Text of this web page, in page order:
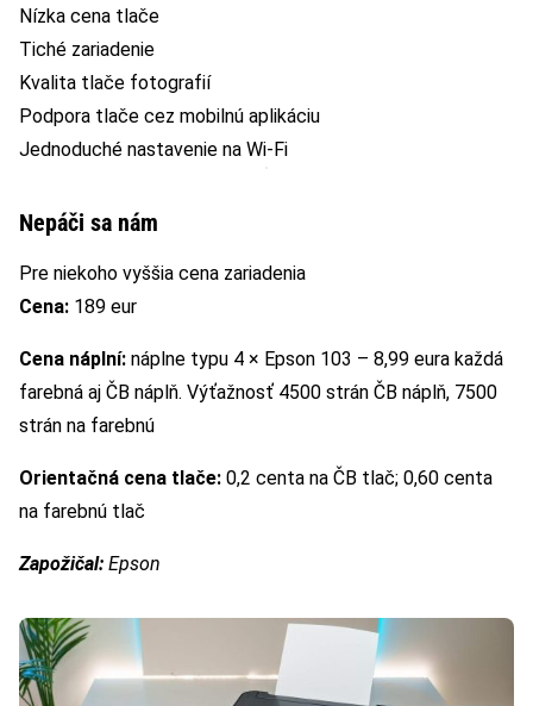
Nízka cena tlače
Tiché zariadenie
Kvalita tlače fotografií
Podpora tlače cez mobilnú aplikáciu
Jednoduché nastavenie na Wi-Fi
Nepáči sa nám
Pre niekoho vyššia cena zariadenia
Cena: 189 eur
Cena náplní: náplne typu 4 × Epson 103 – 8,99 eura každá
farebná aj ČB náplň. Výťažnosť 4500 strán ČB náplň, 7500
strán na farebnú
Orientačná cena tlače: 0,2 centa na ČB tlač; 0,60 centa
na farebnú tlač
Zapožičal: Epson